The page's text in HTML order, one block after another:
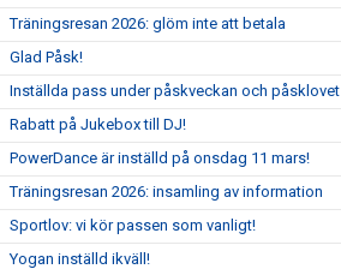
Träningsresan 2026: glöm inte att betala
Glad Påsk!
Inställda pass under påskveckan och påsklovet
Rabatt på Jukebox till DJ!
PowerDance är inställd på onsdag 11 mars!
Träningsresan 2026: insamling av information
Sportlov: vi kör passen som vanligt!
Yogan inställd ikväll!